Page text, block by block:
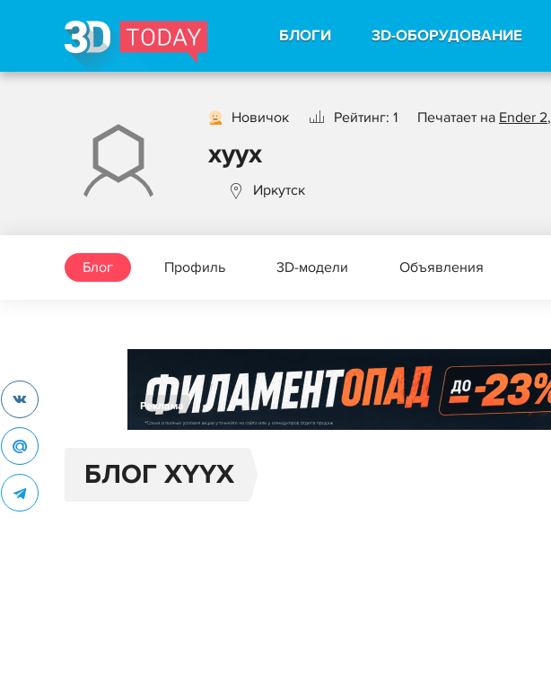
БЛОГИ 3D-ОБОРУДОВАНИЕ
Новичок Рейтинг: 1 Печатает на Ender 2,
xyyx
Иркутск
Блог Профиль 3D-модели Объявления
Реклама
БЛОГ XYYX